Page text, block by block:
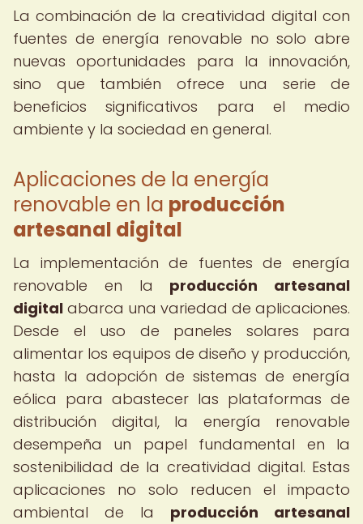
La combinación de la creatividad digital con
fuentes de energía renovable no solo abre
nuevas oportunidades para la innovación,
sino que también ofrece una serie de
beneficios significativos para el medio
ambiente y la sociedad en general.
Aplicaciones de la energía
renovable en la producción
artesanal digital
La implementación de fuentes de energía
renovable en la producción artesanal
digital abarca una variedad de aplicaciones.
Desde el uso de paneles solares para
alimentar los equipos de diseño y producción,
hasta la adopción de sistemas de energía
eólica para abastecer las plataformas de
distribución digital, la energía renovable
desempeña un papel fundamental en la
sostenibilidad de la creatividad digital. Estas
aplicaciones no solo reducen el impacto
ambiental de la producción artesanal